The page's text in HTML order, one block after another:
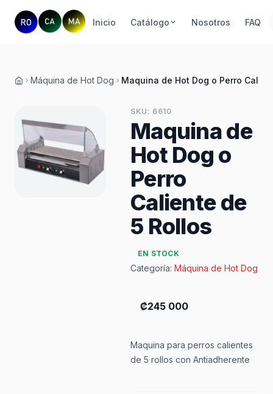
Inicio Catálogo Nosotros FAQ
Inicio
Máquina de Hot Dog Maquina de Hot Dog o Perro
SKU: 6610
Maquina de
Hot Dog o
Perro
Caliente de
5 Rollos
EN STOCK
Categoría: Máquina de Hot Dog
₡245 000
Maquina para perros calientes
de 5 rollos con Antiadherente